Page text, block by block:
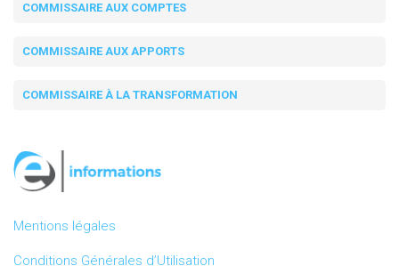
COMMISSAIRE AUX COMPTES
COMMISSAIRE AUX APPORTS
COMMISSAIRE À LA TRANSFORMATION
Mentions légales
Conditions Générales d’Utilisation